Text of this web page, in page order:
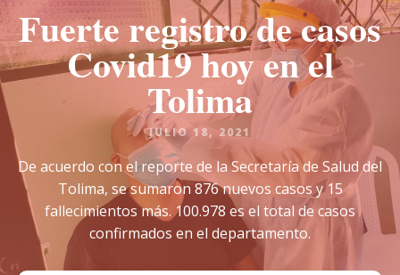
Fuerte registro de casos
Covid19 hoy en el
Tolima
JULIO 18, 2021
De acuerdo con el reporte de la Secretaría de Salud del
Tolima, se sumaron 876 nuevos casos y 15
fallecimientos más. 100.978 es el total de casos
confirmados en el departamento.